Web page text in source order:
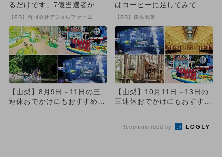
るだけです」7億当選者が続
出
【PR】合同会社デジタルファーム
はコーヒーに足してみて
【PR】森永乳業
【山梨】8月9日～11日の三
連休おでかけにもおすすめ！
【山梨】10月11日～13日の
三連休おでかけにもおすす
Recommended by